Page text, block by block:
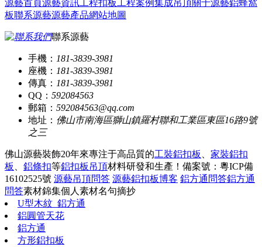
源藝首頁源藝資訊工程扣板工程案例集成吊頂關于源藝鋁蜂窩
板聯系源藝源藝產品網站地圖
聯系源藝
手機： 181-3839-3981
座機： 181-3839-3981
傳真： 181-3839-3981
QQ： 592084563
郵箱： 592084563@qq.com
地址： 佛山市南海區獅山鎮羅村聯和工業區東區16路9號
之三
佛山源藝裝飾20年來專注于高品質的工裝鋁扣板
家裝鋁扣
板
鋁條扣等鋁扣板吊頂材料研發和生產！ 備案號：粵ICP備
16102525號 源藝吊頂問答 源藝鋁扣板博客 鋁方通問答鋁方通
問答素材錦集個人素材名句摘抄
U型木紋_鋁方通
鋁圓管天花
鋁方通
方形鋁扣板